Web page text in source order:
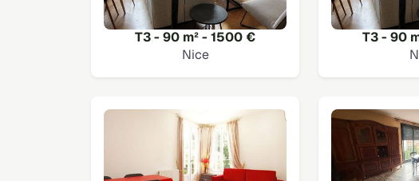
T3 - 90 m² - 1500 €
Nice
T3 - 90